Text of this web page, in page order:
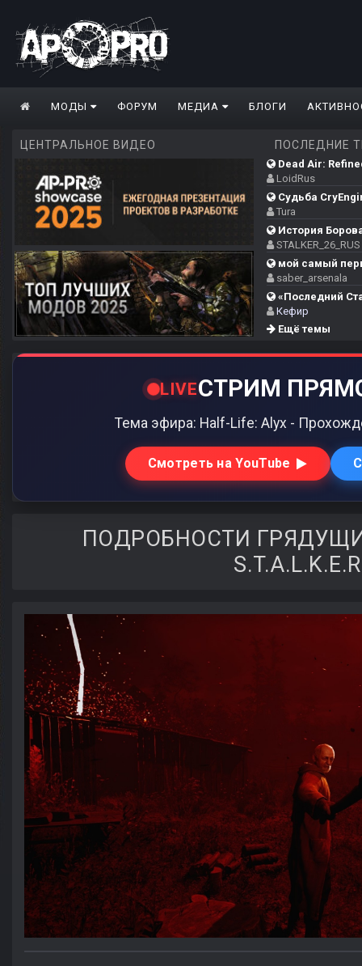
МОДЫ ФОРУМ МЕДИА БЛОГИ
ЦЕНТРАЛЬНОЕ ВИДЕО ПОСЛЕДНИЕ
Dead Air:
LoidRus
Судьба
Tura
История
STALKER_26_RUS
мой самый
saber_arsenala
«Последний
Кефир
Ещё темы
LIVEСТРИМ
Тема эфира: Half-Life: Alyx -
Смотреть на YouTube
ПОДРОБНОСТИ